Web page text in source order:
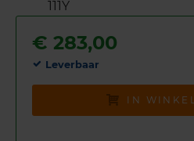
€ 283,00
Leverbaar
IN